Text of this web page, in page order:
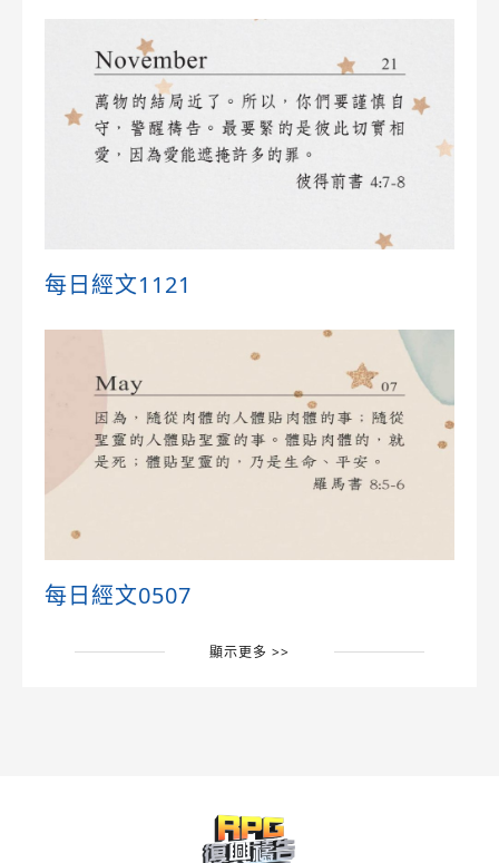
每日經文1121
每日經文0507
顯示更多 >>